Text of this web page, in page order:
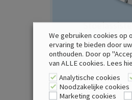
We gebruiken cookies op
ervaring te bieden door
onthouden. Door op
van ALLE cookies. Lees
Analytische cookies
Noodzakelijke cookies
Marketing cookies